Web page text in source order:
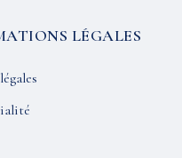
LÉGALES